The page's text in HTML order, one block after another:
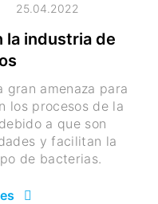
25.04.2022
la industria de
gran amenaza para
los procesos de la
a que son
y facilitan la
de bacterias.